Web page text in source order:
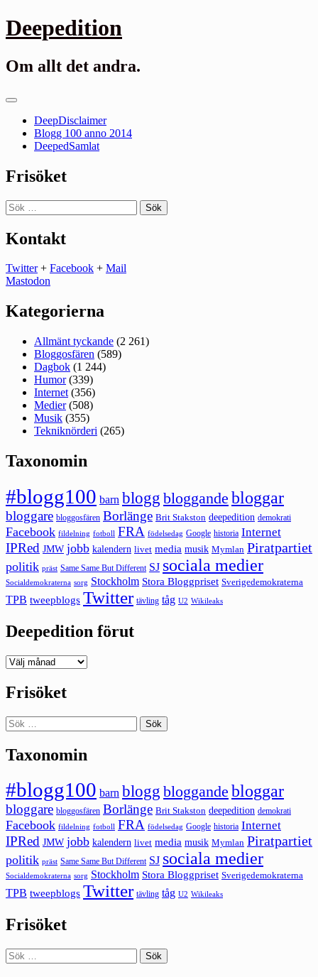
Gå
till
Deepedition
Om allt det andra.
Primär
DeepDisclaimer
Blogg 100 anno 2014
DeepedSamlat
Frisöket
Sök
efter:
Kontakt
Twitter+ Facebook + Mail
Mastodon
Kategorierna
Allmänt tyckande (2 261)
Bloggosfären (589)
Dagbok (1 244)
Humor(339)
Internet (356)
Medier(508)
Musik (355)
Tekniknörderi (265)
Taxonomin
#blogg100 barn blogg bloggande bloggar
bloggare bloggosfären Borlänge Brit Stakston deepedition demokrati
Facebook fildelning fotboll FRA födelsedag Google historia Internet
IPRed JMW jobb kalendern livet media musik Mymlan Piratpartiet
politik präst Same Same But Different SJ sociala medier
Socialdemokraterna sorg Stockholm Stora Bloggpriset Sverigedemokraterna
TPB tweepblogs Twitter tävling tåg U2 Wikileaks
Deepedition förut
Deepedition
Frisöket
Sök
efter:
Taxonomin
#blogg100 barn blogg bloggande bloggar
bloggare bloggosfären Borlänge Brit Stakston deepedition demokrati
Facebook fildelning fotboll FRA födelsedag Google historia Internet
IPRed JMW jobb kalendern livet media musik Mymlan Piratpartiet
politik präst Same Same But Different SJ sociala medier
Socialdemokraterna sorg Stockholm Stora Bloggpriset Sverigedemokraterna
TPB tweepblogs Twitter tävling tåg U2 Wikileaks
Frisöket
Sök
efter: